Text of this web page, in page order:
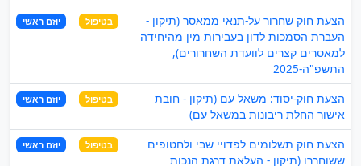
הצעת חוק שחרור על-תנאי ממאסר (תיקון -
העברת הסמכות לדון בעבירות מין מהיחידה
למאסרים קצרים לוועדת השחרורים),
התשפ"ה-2025
בטיפול יוזם ראשי
הצעת חוק-יסוד: משאל עם (תיקון - חובת
אישור החלת ריבונות במשאל עם)
בטיפול יוזם ראשי
הצעת חוק תשלומים לפדויי שבי ולחטופים
ששוחררו (תיקון - העלאת דרגת הנכות
בטיפול יוזם ראשי